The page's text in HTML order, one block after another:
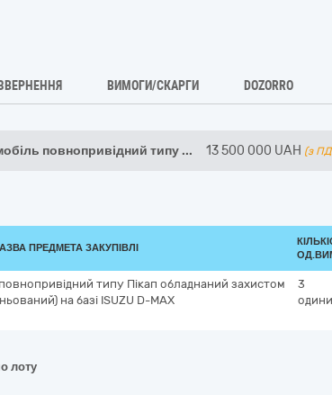
ВИМОГИ/СКАРГИ DOZORRO
повнопривідний типу ... 13 500 000 UAH (з
ПРЕДМЕТА ЗАКУПІВЛІ
типу Пікап обладнаний захистом
на базі ISUZU D-MAX
3
лоту